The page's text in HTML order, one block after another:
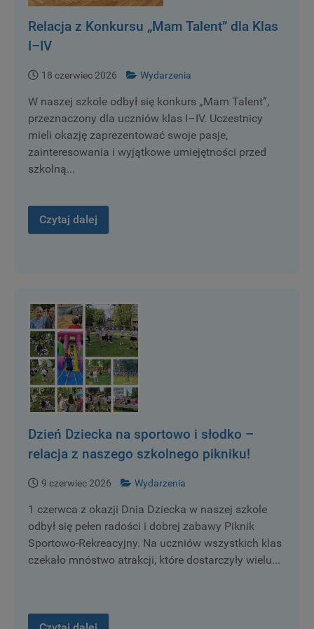
Relacja z Konkursu „Mam Talent” dla Klas
I–IV
18 czerwiec 2026 Wydarzenia
W naszej szkole odbył się konkurs „Mam Talent”,
przeznaczony dla uczniów klas I–IV. Uczestnicy
mieli okazję zaprezentować swoje pasje,
zainteresowania i wyjątkowe umiejętności przed
szkolną...
Czytaj dalej
Dzień Dziecka na sportowo i słodko –
relacja z naszego szkolnego pikniku!
9 czerwiec 2026 Wydarzenia
1 czerwca z okazji Dnia Dziecka w naszej szkole
odbył się pełen radości i dobrej zabawy Piknik
Sportowo-Rekreacyjny. Na uczniów wszystkich klas
czekało mnóstwo atrakcji, które dostarczyły wielu...